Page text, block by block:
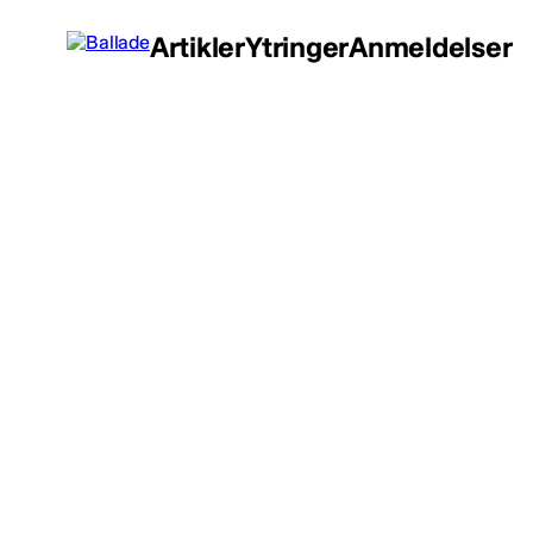
ArtiklerYtringerAnmeldelser